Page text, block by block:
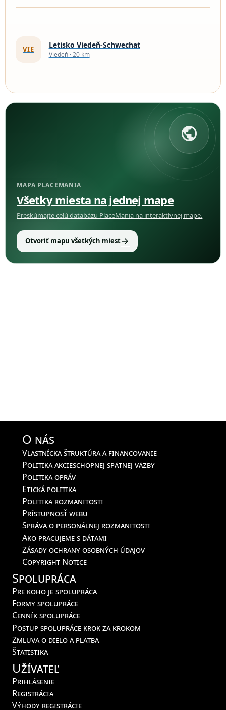
VIE Letisko Viedeň-Schwechat
Viedeň · 20 km
public
MAPA PLACEMANIA
Všetky miesta na jednej mape
Preskúmajte celú databázu PlaceMania na interaktívnej mape.
Otvoriť mapu všetkých miestarrow_forward
O nás
Vlastnícka štruktúra a financovanie
Politika akcieschopnej spätnej väzby
Politika opráv
Etická politika
Politika rozmanitosti
Prístupnosť webu
Správa o personálnej rozmanitosti
Ako pracujeme s dátami
Zásady ochrany osobných údajov
Copyright Notice
Spolupráca
Pre koho je spolupráca
Formy spolupráce
Cenník spolupráce
Postup spolupráce krok za krokom
Zmluva o dielo a platba
Štatistika
Užívateľ
Prihlásenie
Registrácia
Výhody registrácie